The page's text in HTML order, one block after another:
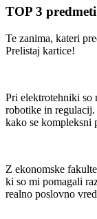
TOP 3 predmeti
Te zanima, kateri
Prelistaj kartice!
Pri elektrotehniki so
robotike in regulacij.
kako se kompleksni
Z ekonomske
ki so mi pomagali
realno poslovno